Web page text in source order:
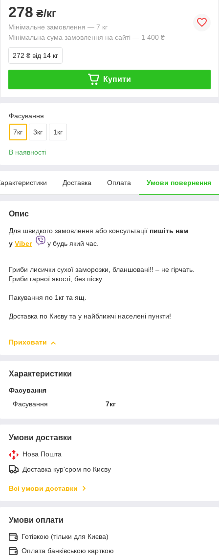
278 ₴/кг
Мінімальне замовлення — 7 кг
Мінімальна сума замовлення на сайті — 1 400 ₴
272 ₴ від 14 кг
Купити
Фасування
7кг 3кг 1кг
В наявності
Доставка Оплата Умови повернення
Опис
Для швидкого замовлення або консультації пишіть нам
у Viber у будь який час.
Гриби лисички сухої заморозки, бланшовані!! – не гірчать.
Гриби гарної якості, без піску.
Пакування по 1кг та ящ.
Доставка по Києву та у найближчі населені пункти!
Приховати
Характеристики
Фасування
Фасування
7кг
Умови доставки
Нова Пошта
Доставка кур'єром по Києву
Всі умови доставки
Умови оплати
Готівкою (тільки для Києва)
Оплата банківською карткою